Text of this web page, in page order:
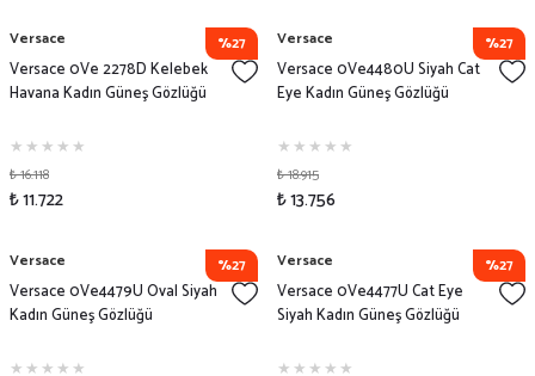
%27
Versace
Versace 0Ve 2278D Kelebek
Havana Kadın Güneş Gözlüğü
₺ 16.118
₺ 11.722
%27
Versace
Versace 0Ve4480U Siyah Cat
Eye Kadın Güneş Gözlüğü
₺ 18.915
₺ 13.756
%27
Versace
Versace 0Ve4479U Oval Siyah
Kadın Güneş Gözlüğü
%27
Versace
Versace 0Ve4477U Cat Eye
Siyah Kadın Güneş Gözlüğü